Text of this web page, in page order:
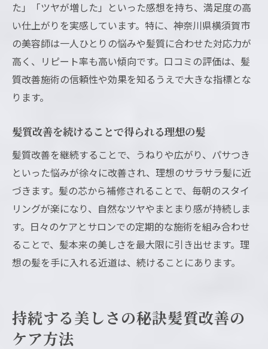
た」「ツヤが増した」といった感想を持ち、満足度の高
い仕上がりを実感しています。特に、神奈川県横須賀市
の美容師は一人ひとりの悩みや髪質に合わせた対応力が
高く、リピート率も高い傾向です。口コミの評価は、髪
質改善施術の信頼性や効果を知るうえで大きな指標とな
ります。
髪質改善を続けることで得られる理想の髪
髪質改善を継続することで、うねりや広がり、パサつき
といった悩みが徐々に改善され、理想のサラサラ髪に近
づきます。髪の芯から補修されることで、毎朝のスタイ
リングが楽になり、自然なツヤやまとまり感が持続しま
す。日々のケアとサロンでの定期的な施術を組み合わせ
ることで、髪本来の美しさを最大限に引き出せます。理
想の髪を手に入れる近道は、続けることにあります。
持続する美しさの秘訣髪質改善の
ケア方法